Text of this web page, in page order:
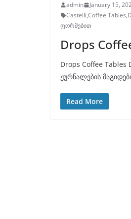
admin
January 15,
Castelli,Coffee Tables,
ფორმებით
Drops
Drops Coffee Tables
ჟურნალების
Read More